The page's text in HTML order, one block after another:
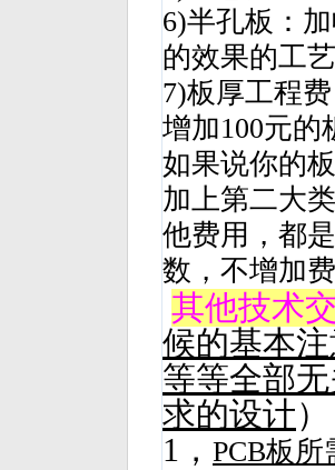
6)半孔板：
的效果的工
7)板厚工程
增加100元的
如果说你的
加上第二大
他费用，都
数，不增加
其他技术
候的基本
等等全部
求的设计）
1， PCB板